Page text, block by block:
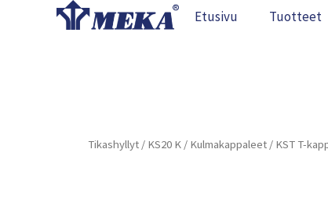
Etusivu Tuotteet
Tikashyllyt / KS20 K / Kulmakappaleet / KST T-